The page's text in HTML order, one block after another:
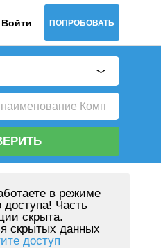
Войти ПОПРОБОВАТЬ
в режиме
доступа! Часть
скрыта.
скрытых данных
доступ